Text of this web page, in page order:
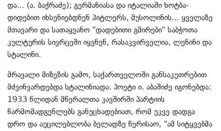
და... (ა. ბაქრაძე); გერმანიასა და იტალიაში ხოტბა-
დიდებით იხსენიებდნენ ჰიტლერს, მუსოლინის... ყველაზე
მთავარი და სათაყვანო "დადებითი გმირები" საბჭოთა
კულტურის სივრცეში იყვნენ, რასაკვირველია, ლენინი და
სტალინი.
მრავალი მიზეზის გამო, საქართველოში განსაკუთრებით
მძვინვარდებდა სტალინიადა. პოეტი ი. აბაშიძე იგონებდა:
1933 წლიდან მწერალთა კავშირში პარტიის
წარმომადგენლებს განუცხადებიათ, რომ უკვე დადგა
დრო და აუცილებლობა ბელადზე წერისაო, "ამ სიტყვებმა